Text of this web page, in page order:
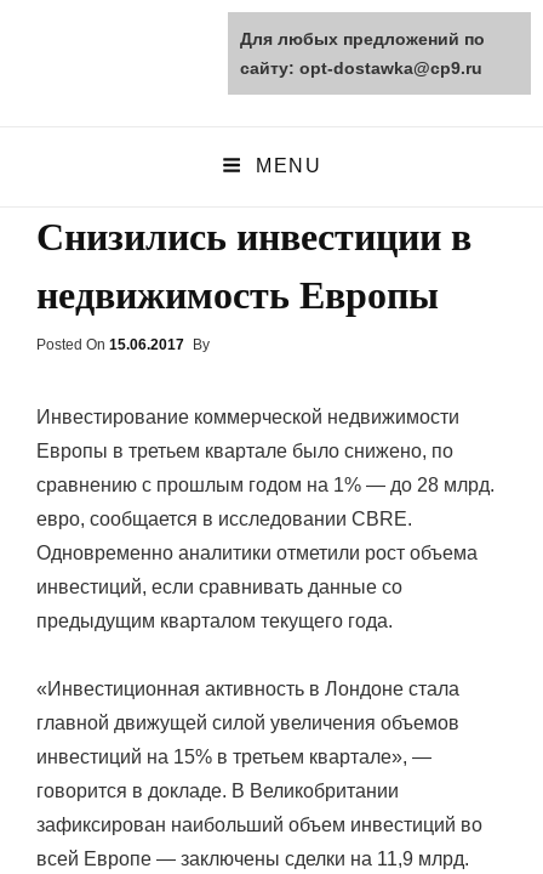
opt-dostawka.ru
MENU
Снизились инвестиции в
недвижимость Европы
Posted On Posted
15.06.2017 By
Инвестирование коммерческой недвижимости
Европы в третьем квартале было снижено, по
сравнению с прошлым годом на 1% — до 28 млрд.
евро, сообщается в исследовании CBRE.
Одновременно аналитики отметили рост объема
инвестиций, если сравнивать данные со
предыдущим кварталом текущего года.
«Инвестиционная активность в Лондоне стала
главной движущей силой увеличения объемов
инвестиций на 15% в третьем квартале», —
говорится в докладе. В Великобритании
зафиксирован наибольший объем инвестиций во
всей Европе — заключены сделки на 11,9 млрд.
Для любых предложений по
сайту: opt-dostawka@cp9.ru